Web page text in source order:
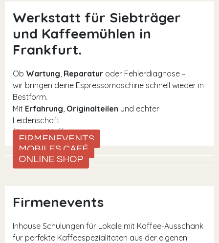
Werkstatt für Siebträger
und Kaffeemühlen in
Frankfurt.
Ob Wartung, Reparatur oder Fehlerdiagnose –
wir bringen deine Espressomaschine schnell wieder in
Bestform.
Mit Erfahrung, Originalteilen und echter
Leidenschaft
für guten Kaffee.
FIRMENEVENTS
MOBILES CAFÉ
ONLINE SHOP
Firmenevents
Inhouse Schulungen für Lokale mit Kaffee-Ausschank
für perfekte Kaffeespezialitäten aus der eigenen